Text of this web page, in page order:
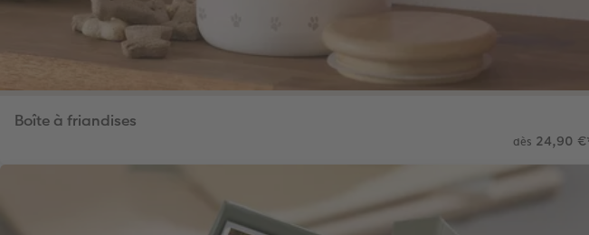
Boîte à friandises
dès 24,90 €